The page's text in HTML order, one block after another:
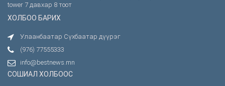
tower 7 давхар 8 тоот
ХОЛБОО БАРИХ
Улаанбаатар Сүхбаатар дүүрэг
(976) 77555333
info@bestnews.mn
СОШИАЛ ХОЛБООС